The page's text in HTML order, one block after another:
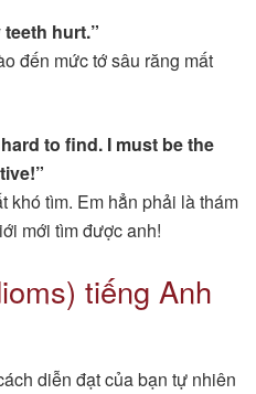
teeth hurt.”
đến mức tớ sâu răng mất
to find. I must be the
khó tìm. Em hẳn phải là thám
mới tìm được anh!
tiếng Anh
diễn đạt của bạn tự nhiên